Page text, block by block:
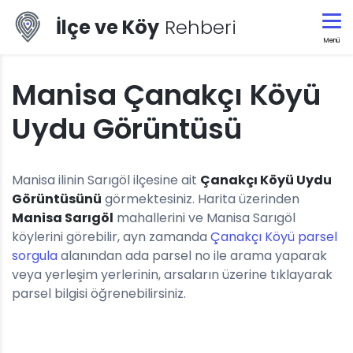
İlçe ve Köy Rehberi
Menü
Manisa Çanakçı Köyü
Uydu Görüntüsü
Manisa ilinin Sarıgöl ilçesine ait Çanakçı Köyü Uydu
Görüntüsünü görmektesiniz. Harita üzerinden
Manisa Sarıgöl mahallerini ve Manisa Sarıgöl
köylerini görebilir, ayn zamanda Çanakçı Köyü parsel
sorgulaalanından ada parsel no ile arama yaparak
veya yerleşim yerlerinin, arsaların üzerine tıklayarak
parsel bilgisi öğrenebilirsiniz.